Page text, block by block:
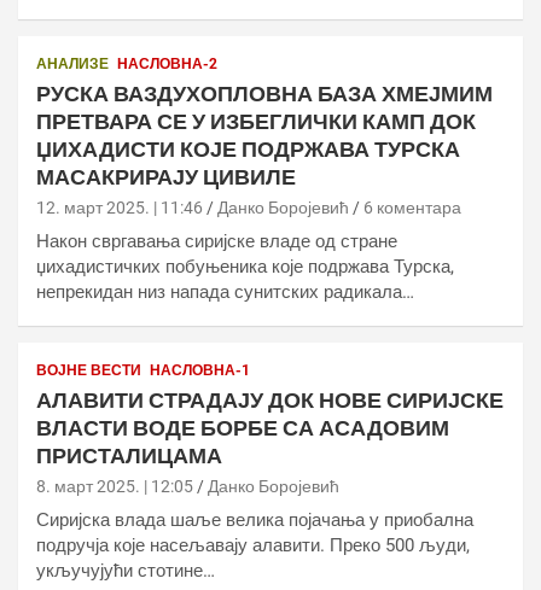
АНАЛИЗЕ НАСЛОВНА-2
РУСКА ВАЗДУХОПЛОВНА БАЗА ХМЕЈМИМ
ПРЕТВАРА СЕ У ИЗБЕГЛИЧКИ КАМП ДОК
ЏИХАДИСТИ КОЈЕ ПОДРЖАВА ТУРСКА
МАСАКРИРАЈУ ЦИВИЛЕ
12. март 2025. | 11:46 Данко Боројевић 6 коментара
Након свргавања сиријске владе од стране
џихадистичких побуњеника које подржава Турска,
непрекидан низ напада сунитских радикала…
ВОЈНЕ ВЕСТИ НАСЛОВНА-1
АЛАВИТИ СТРАДАЈУ ДОК НОВЕ СИРИЈСКЕ
ВЛАСТИ ВОДЕ БОРБЕ СА АСАДОВИМ
ПРИСТАЛИЦАМА
8. март 2025. | 12:05 Данко Боројевић
Сиријска влада шаље велика појачања у приобална
подручја које насељавају алавити. Преко 500 људи,
укључујући стотине…